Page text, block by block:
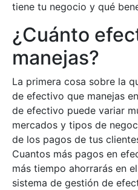
tiene tu negocio y qué
¿Cuánto
manejas?
La primera cosa sobre la
de efectivo que manejas
de efectivo puede variar
mercados y tipos de
de los pagos de tus
Cuantos más pagos en
más tiempo ahorrarás en
sistema de gestión de